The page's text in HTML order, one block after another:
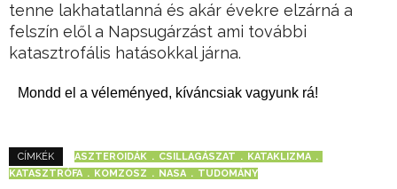
tenne lakhatatlanná és akár évekre elzárná a
felszín elől a Napsugárzást ami további
katasztrofális hatásokkal járna.
Mondd el a véleményed, kíváncsiak vagyunk rá!
CÍMKÉK ASZTEROIDÁK CSILLAGÁSZAT
KATAKLIZMA
KATASZTRÓFA
KOMZOSZ NASA TUDOMÁNY